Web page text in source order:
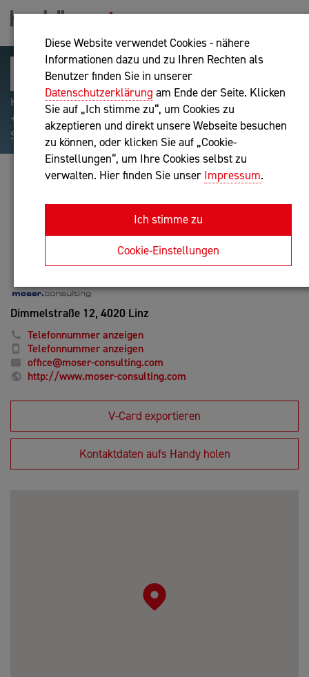
Diese Website verwendet Cookies - nähere
Informationen dazu und zu Ihren Rechten als
Benutzer finden Sie in unserer
Datenschutzerklärung am Ende der Seite. Klicken
Sie auf „Ich stimme zu“, um Cookies zu
akzeptieren und direkt unsere Webseite besuchen
zu können, oder klicken Sie auf „Cookie-
Einstellungen“, um Ihre Cookies selbst zu
verwalten. Hier finden Sie unser Impressum.
Ich stimme zu
Cookie-Einstellungen
Hilfreiche Suchparameter: Begriff einschließen:
+webshop, Begriff ausschließen: -webshop, Exakter
Suchbegriff: "internet of things"
MOSER CONSULTING GMBH
Unternehmensberatung
Anfrage oder Rückruf
Dimmelstraße 12, 4020 Linz
Telefonnummer anzeigen
Telefonnummer anzeigen
office@moser-consulting.com
http://www.moser-consulting.com
V-Card exportieren
Kontaktdaten aufs Handy holen